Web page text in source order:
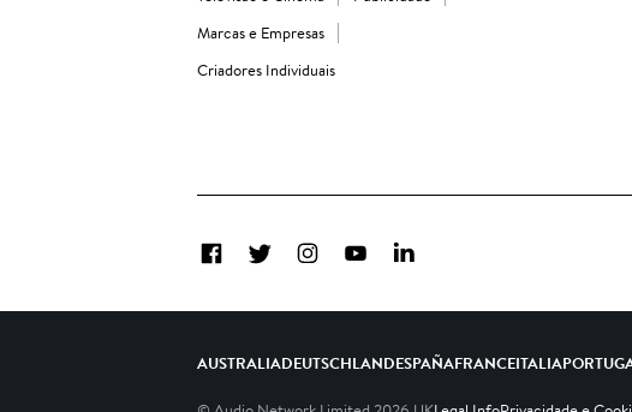
Marcas e Empresas
Criadores Individuais
FacebookTwitterInstagramYouTubeLinkedIn
AUSTRALIADEUTSCHLANDESPAÑAFRANCEITALIA